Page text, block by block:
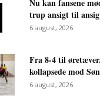
Nu kan fansene
trup ansigt til
6 august, 2026
Fra 8-4 til
kollapsede mod
6 august, 2026